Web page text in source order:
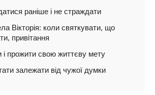
раніше і не страждати
Вікторія: коли святкувати, що
привітання
і прожити свою життєву мету
залежати від чужої думки